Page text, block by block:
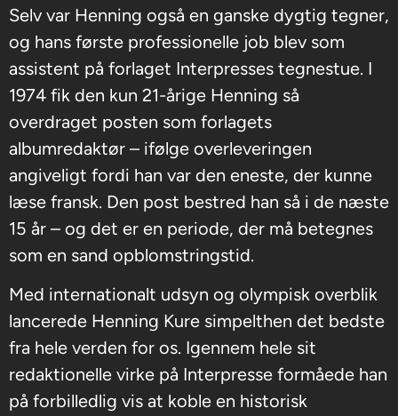
Selv var Henning også en ganske dygtig tegner,
og hans første professionelle job blev som
assistent på forlaget Interpresses tegnestue. I
1974 fik den kun 21-årige Henning så
overdraget posten som forlagets
albumredaktør – ifølge overleveringen
angiveligt fordi han var den eneste, der kunne
læse fransk. Den post bestred han så i de næste
15 år – og det er en periode, der må betegnes
som en sand opblomstringstid.
Med internationalt udsyn og olympisk overblik
lancerede Henning Kure simpelthen det bedste
fra hele verden for os. Igennem hele sit
redaktionelle virke på Interpresse formåede han
på forbilledlig vis at koble en historisk